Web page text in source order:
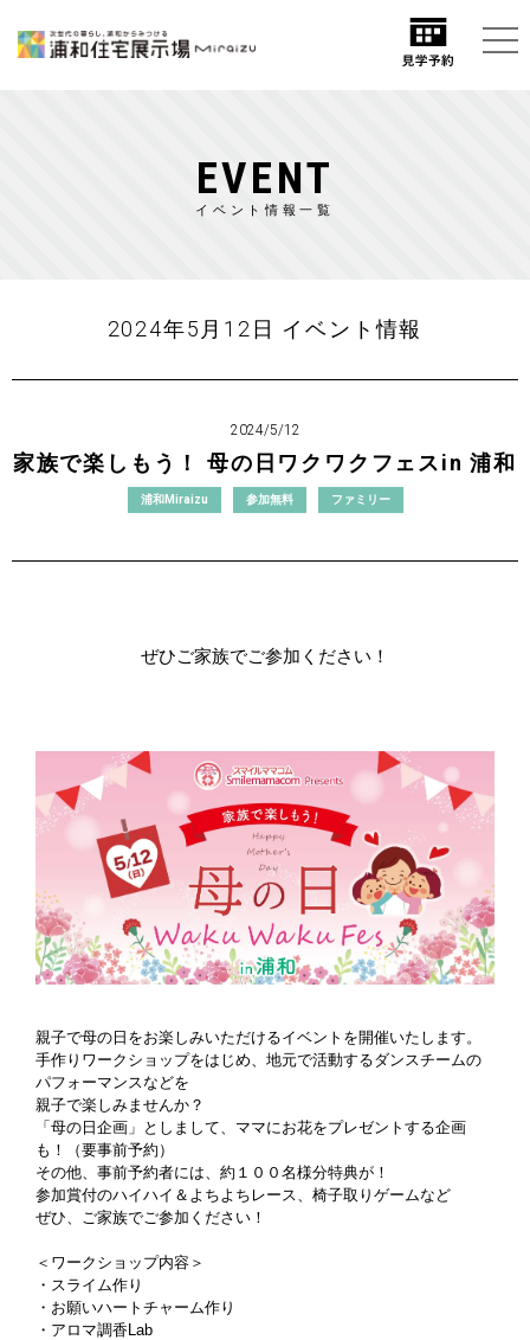
EVENT
イベント情報一覧
2024年5月12日 イベント情報
2024/5/12
家族で楽しもう！ 母の日ワクワクフェスin 浦和
浦和Miraizu 参加無料 ファミリー
ぜひご家族でご参加ください！
親子で母の日をお楽しみいただけるイベントを開催いたします。
手作りワークショップをはじめ、地元で活動するダンスチームの
パフォーマンスなどを
親子で楽しみませんか？
「母の日企画」としまして、ママにお花をプレゼントする企画
も！（要事前予約）
その他、事前予約者には、約１００名様分特典が！
参加賞付のハイハイ＆よちよちレース、椅子取りゲームなど
ぜひ、ご家族でご参加ください！
＜ワークショップ内容＞
・スライム作り
・お願いハートチャーム作り
・アロマ調香Lab